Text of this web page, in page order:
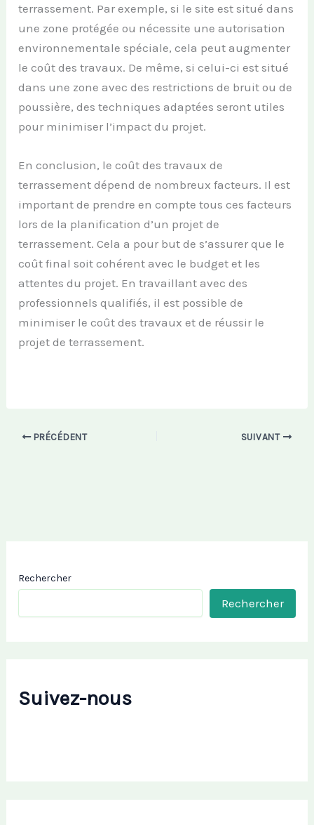
terrassement. Par exemple, si le site est situé dans
une zone protégée ou nécessite une autorisation
environnementale spéciale, cela peut augmenter
le coût des travaux. De même, si celui-ci est situé
dans une zone avec des restrictions de bruit ou de
poussière, des techniques adaptées seront utiles
pour minimiser l’impact du projet.
En conclusion, le coût des travaux de
terrassement dépend de nombreux facteurs. Il est
important de prendre en compte tous ces facteurs
lors de la planification d’un projet de
terrassement. Cela a pour but de s’assurer que le
coût final soit cohérent avec le budget et les
attentes du projet. En travaillant avec des
professionnels qualifiés, il est possible de
minimiser le coût des travaux et de réussir le
projet de terrassement.
PRÉCÉDENT SUIVANT
Rechercher
Rechercher
Suivez-nous